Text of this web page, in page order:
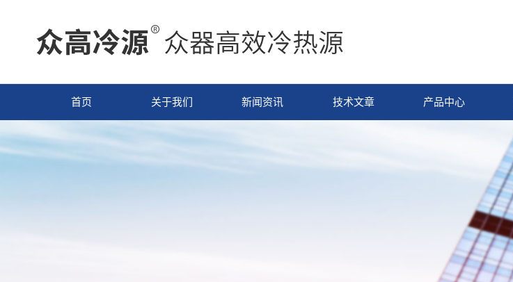
首页 关于我们 新闻资讯 技术文章 产品中心